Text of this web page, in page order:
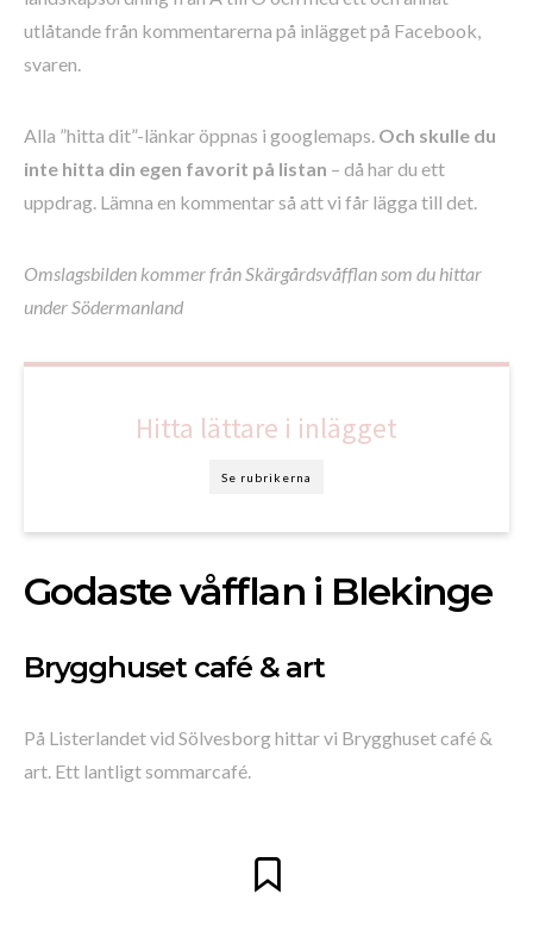
utlåtande från kommentarerna på inlägget på Facebook,
svaren.
Alla ”hitta dit”-länkar öppnas i googlemaps. Och skulle du
inte hitta din egen favorit på listan – då har du ett
uppdrag. Lämna en kommentar så att vi får lägga till det.
Omslagsbilden kommer från Skärgårdsvåfflan som du hittar
under Södermanland
Se rubrikerna
Hitta lättare i inlägget
Godaste våfflan i Blekinge
Brygghuset café & art
På Listerlandet vid Sölvesborg hittar vi Brygghuset café &
art. Ett lantligt sommarcafé.